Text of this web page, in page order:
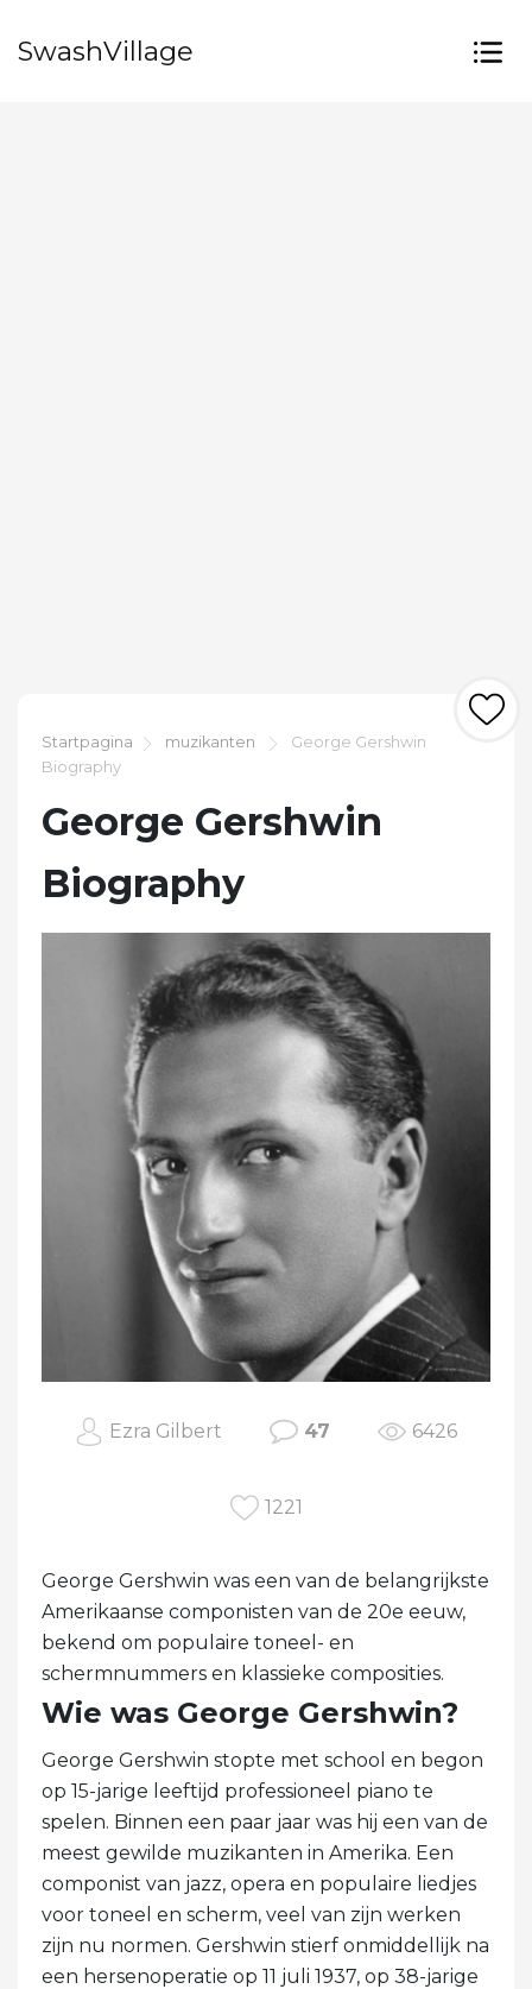
SwashVillage
Startpagina muzikanten
George Gershwin
Biography
George Gershwin
Biography
Ezra Gilbert 47 6426
1221
George Gershwin was een van de belangrijkste
Amerikaanse componisten van de 20e eeuw,
bekend om populaire toneel- en
schermnummers en klassieke composities.
Wie was George Gershwin?
George Gershwin stopte met school en begon
op 15-jarige leeftijd professioneel piano te
spelen. Binnen een paar jaar was hij een van de
meest gewilde muzikanten in Amerika. Een
componist van jazz, opera en populaire liedjes
voor toneel en scherm, veel van zijn werken
zijn nu normen. Gershwin stierf onmiddellijk na
een hersenoperatie op 11 juli 1937, op 38-jarige